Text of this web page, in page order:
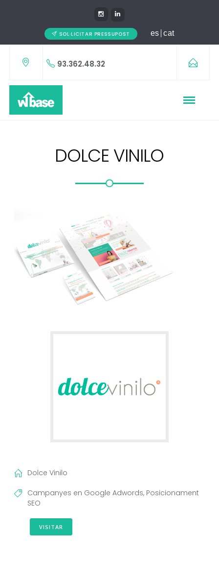
SOL·LICITAR PRESSUPOST es cat
93.362.48.32
DOLCE VINILO
Dolce Vinilo
Campanyes en Google Adwords, Posicionament
SEO
VISITAR